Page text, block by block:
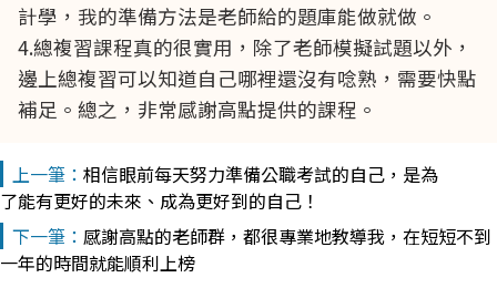
計學，我的準備方法是老師給的題庫能做就做。
4.總複習課程真的很實用，除了老師模擬試題以外，
邊上總複習可以知道自己哪裡還沒有唸熟，需要快點
補足。總之，非常感謝高點提供的課程。
相信眼前每天努力準備公職考試的自己，是為
了能有更好的未來、成為更好到的自己！
感謝高點的老師群，都很專業地教導我，在短短不到
一年的時間就能順利上榜